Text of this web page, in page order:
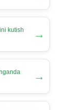
kutish
→
→